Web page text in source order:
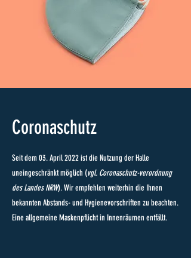
Coronaschutz
Seit dem 03. April 2022 ist die Nutzung der Halle
uneingeschränkt möglich (vgl. Coronaschutz-verordnung
des Landes NRW). Wir empfehlen weiterhin die Ihnen
bekannten Abstands- und Hygienevorschriften zu beachten.
Eine allgemeine Maskenpflicht in Innenräumen entfällt.